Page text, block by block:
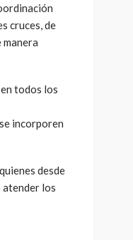
cruces, de
todos los
incorporen
desde
atender los